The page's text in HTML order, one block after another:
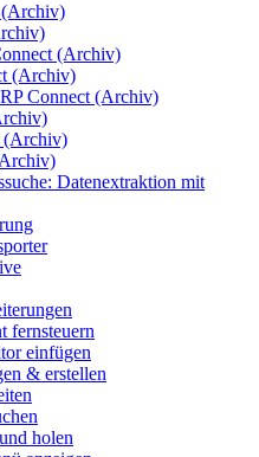
(Archiv)
(Archiv)
Connect (Archiv)
(Archiv)
Datenextraktion mit
einfügen
& erstellen
holen